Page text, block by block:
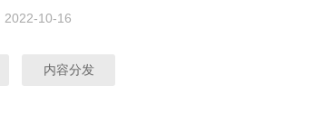
2022-10-16
内容分发